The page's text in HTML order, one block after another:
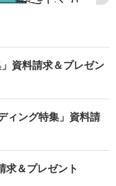
資料請求＆プレゼン
ィング特集」資料請
求＆プレゼント